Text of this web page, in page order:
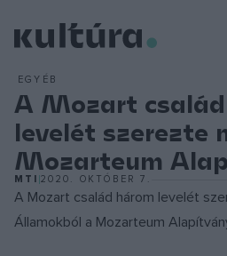
EGYÉB
A Mozart
levelét szerezte
Mozarteum
MTI 2020. OKTÓBER 7.
A Mozart család három levelét
Államokból a Mozarteum